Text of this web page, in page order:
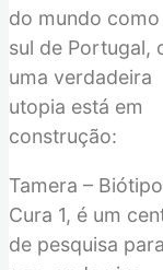
do mundo como
sul de Portugal,
uma verdadeira
utopia está em
construção:
Tamera – Biótip
Cura 1, é um
de pesquisa